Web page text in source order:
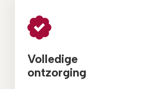
Volledige
ontzorging